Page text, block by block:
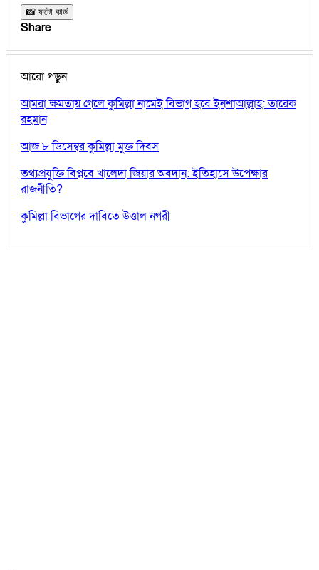
📸 ফটো কার্ড
Share
আরো পড়ুন
আমরা ক্ষমতায় গেলে কুমিল্লা নামেই বিভাগ হবে ইনশাআল্লাহ: তারেক
রহমান
আজ ৮ ডিসেম্বর কুমিল্লা মুক্ত দিবস
তথ্যপ্রযুক্তি বিপ্লবে খালেদা জিয়ার অবদান: ইতিহাসে উপেক্ষার
রাজনীতি?
কুমিল্লা বিভাগের দাবিতে উত্তাল নগরী